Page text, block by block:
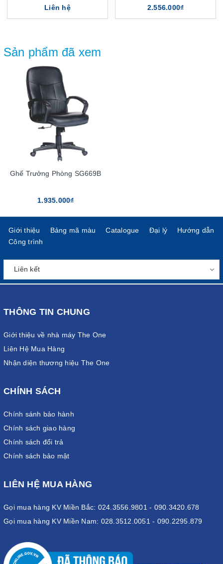
Liên hệ 2.556.000₫
Sản phẩm đã xem
Ghế Trưởng Phòng SG669B
1.935.000₫
Giới thiệu Bảng mã màu Catalogue Đại lý
Hướng dẫn
Công trình
THÔNG TIN CHUNG
Giới thiệu về nhà máy The One
Liên Hệ Mua Hàng
Nhận diện thương hiệu The One
CHÍNH SÁCH
Chính sánh bảo hành
Chính sách giao hàng
Chính sách đổi trả
Chính sách bảo mật
LIÊN HỆ MUA HÀNG
Gọi mua hàng KV Miền Bắc: 024.3556.9801 - 090.3420.678
Gọi mua hàng KV Miền Nam: 028.3512.0051 - 090.2295.879